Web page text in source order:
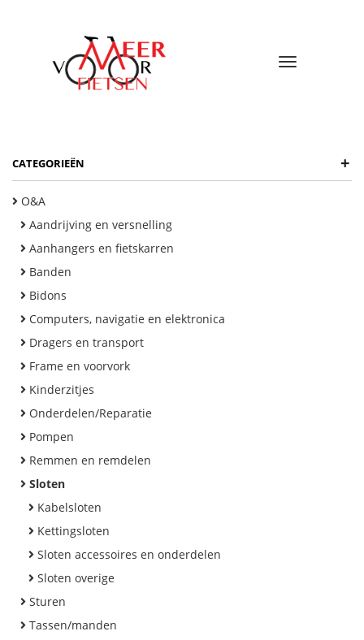
Toggle
CATEGORIEËN +
O&A
Aandrijving en versnelling
Aanhangers en fietskarren
Banden
Bidons
Computers, navigatie en elektronica
Dragers en transport
Frame en voorvork
Kinderzitjes
Onderdelen/Reparatie
Pompen
Remmen en remdelen
Sloten
Kabelsloten
Kettingsloten
Sloten accessoires en onderdelen
Sloten overige
Sturen
Tassen/manden